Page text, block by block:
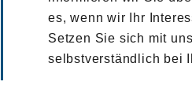
es, wenn wir Ihr
Setzen Sie sich mit
selbstverständlich bei